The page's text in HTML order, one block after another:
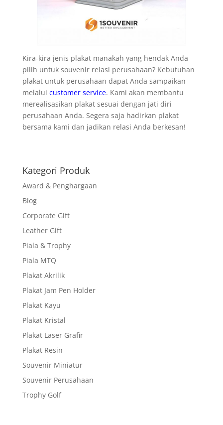
Kira-kira jenis plakat manakah yang hendak Anda
pilih untuk souvenir relasi perusahaan? Kebutuhan
plakat untuk perusahaan dapat Anda sampaikan
melalui customer service. Kami akan membantu
merealisasikan plakat sesuai dengan jati diri
perusahaan Anda. Segera saja hadirkan plakat
bersama kami dan jadikan relasi Anda berkesan!
Kategori Produk
Award & Penghargaan
Blog
Corporate Gift
Leather Gift
Piala & Trophy
Piala MTQ
Plakat Akrilik
Plakat Jam Pen Holder
Plakat Kayu
Plakat Kristal
Plakat Laser Grafir
Plakat Resin
Souvenir Miniatur
Souvenir Perusahaan
Trophy Golf